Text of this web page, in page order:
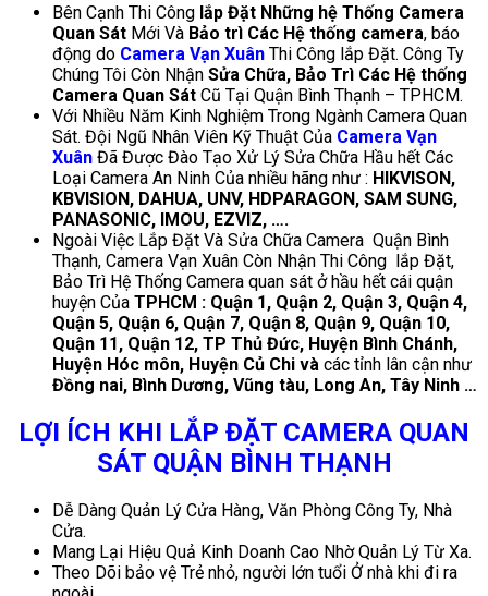
Bên Cạnh Thi Công lắp Đặt Những hệ Thống Camera
Quan Sát Mới Và Bảo trì Các Hệ thống camera, báo
động do Camera Vạn Xuân Thi Công lắp Đặt. Công Ty
Chúng Tôi Còn Nhận Sửa Chữa, Bảo Trì Các Hệ thống
Camera Quan Sát Cũ Tại Quận Bình Thạnh – TPHCM.
Với Nhiều Năm Kinh Nghiệm Trong Ngành Camera Quan
Sát. Đội Ngũ Nhân Viên Kỹ Thuật Của Camera Vạn
Xuân Đã Được Đào Tạo Xử Lý Sửa Chữa Hầu hết Các
Loại Camera An Ninh Của nhiều hãng như : HIKVISON,
KBVISION, DAHUA, UNV, HDPARAGON, SAM SUNG,
PANASONIC, IMOU, EZVIZ, ….
Ngoài Việc Lắp Đặt Và Sửa Chữa Camera Quận Bình
Thạnh, Camera Vạn Xuân Còn Nhận Thi Công lắp Đặt,
Bảo Trì Hệ Thống Camera quan sát ở hầu hết cái quận
huyện Của TPHCM : Quận 1, Quận 2, Quận 3, Quận 4,
Quận 5, Quận 6, Quận 7, Quận 8, Quận 9, Quận 10,
Quận 11, Quận 12, TP Thủ Đức, Huyện Bình Chánh,
Huyện Hóc môn, Huyện Củ Chi và các tỉnh lân cận như
Đồng nai, Bình Dương, Vũng tàu, Long An, Tây Ninh …
LỢI ÍCH KHI LẮP ĐẶT CAMERA QUAN
SÁT QUẬN BÌNH THẠNH
Dễ Dàng Quản Lý Cửa Hàng, Văn Phòng Công Ty, Nhà
Cửa.
Mang Lại Hiệu Quả Kinh Doanh Cao Nhờ Quản Lý Từ Xa.
Theo Dõi bảo vệ Trẻ nhỏ, người lớn tuổi Ở nhà khi đi ra